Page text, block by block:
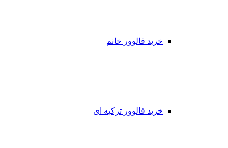
خرید فالوور خانم
خرید فالوور ترکیه ای